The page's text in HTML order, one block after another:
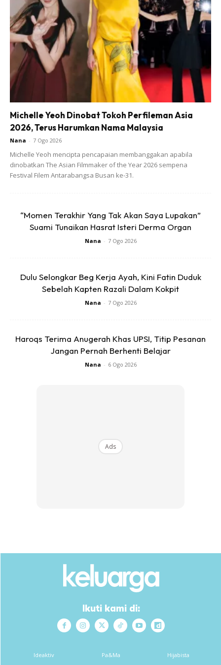
Video yang dikongsi itu membuatkan wargamaya bersemut
melihat dua beranak ini menghabiskan masa bersama.
Ads
ayahnya tanpa ibu.
Michelle Yeoh Dinobat Tokoh Perfileman Asia
2026, Terus Harumkan Nama Malaysia
Nana - 7 Ogo 2026
Michelle Yeoh mencipta pencapaian membanggakan apabila
dinobatkan The Asian Filmmaker of the Year 2026 sempena
Festival Filem Antarabangsa Busan ke-31.
“Momen Terakhir Yang Tak Akan Saya Lupakan”
Suami Tunaikan Hasrat Isteri Derma Organ
Nana - 7 Ogo 2026
Dulu Selongkar Beg Kerja Ayah, Kini Fatin Duduk
Sebelah Kapten Razali Dalam Kokpit
Nana - 7 Ogo 2026
Haroqs Terima Anugerah Khas UPSI, Titip Pesanan
Jangan Pernah Berhenti Belajar
Nana - 6 Ogo 2026
Ads
Ikuti kami di:
Ideaktiv Pa&Ma Hijabista